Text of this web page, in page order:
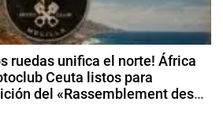
ruedas unifica el norte! África
Ceuta listos para
del «Rassemblement des